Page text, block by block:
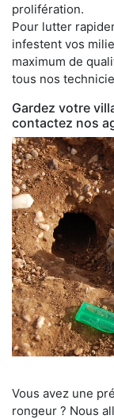
prolifération.
Pour lutter
infestent vos
maximum de
tous nos
Gardez votre
contactez nos
Vous avez une
rongeur ? Nous